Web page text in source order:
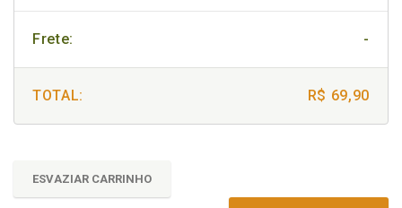
Frete: -
TOTAL: R$ 69,90
ESVAZIAR CARRINHO